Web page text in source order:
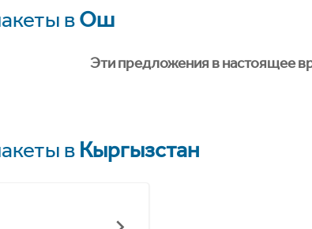
вОш
Эти предложения в настоящее
в Кыргызстан